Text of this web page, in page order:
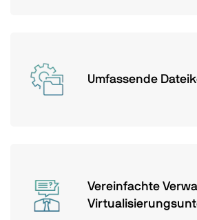
Umfassende
Vereinfachte